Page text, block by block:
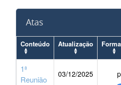
Atas
Conteúdo Atualização
1ª
Reunião
03/12/2025